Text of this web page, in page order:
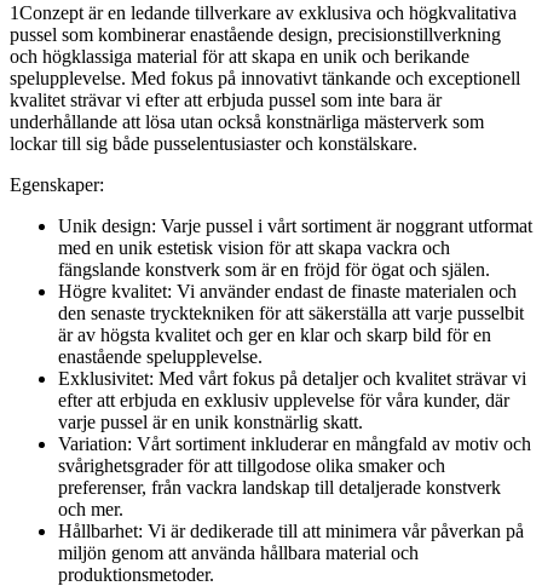
1Conzept är en ledande tillverkare av exklusiva och högkvalitativa
pussel som kombinerar enastående design, precisionstillverkning
och högklassiga material för att skapa en unik och berikande
spelupplevelse. Med fokus på innovativt tänkande och exceptionell
kvalitet strävar vi efter att erbjuda pussel som inte bara är
underhållande att lösa utan också konstnärliga mästerverk som
lockar till sig både pusselentusiaster och konstälskare.
Egenskaper:
Unik design: Varje pussel i vårt sortiment är noggrant utformat
med en unik estetisk vision för att skapa vackra och
fängslande konstverk som är en fröjd för ögat och själen.
Högre kvalitet: Vi använder endast de finaste materialen och
den senaste trycktekniken för att säkerställa att varje pusselbit
är av högsta kvalitet och ger en klar och skarp bild för en
enastående spelupplevelse.
Exklusivitet: Med vårt fokus på detaljer och kvalitet strävar vi
efter att erbjuda en exklusiv upplevelse för våra kunder, där
varje pussel är en unik konstnärlig skatt.
Variation: Vårt sortiment inkluderar en mångfald av motiv och
svårighetsgrader för att tillgodose olika smaker och
preferenser, från vackra landskap till detaljerade konstverk
och mer.
Hållbarhet: Vi är dedikerade till att minimera vår påverkan på
miljön genom att använda hållbara material och
produktionsmetoder.